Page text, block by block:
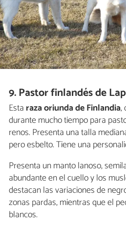
9. Pastor finlandés de
Esta raza oriunda de Finlandia,
durante mucho tiempo para
renos. Presenta una talla
pero esbelto. Tiene una
Presenta un manto lanoso,
abundante en el cuello y los
destacan las variaciones de
zonas pardas, mientras que el
blancos.